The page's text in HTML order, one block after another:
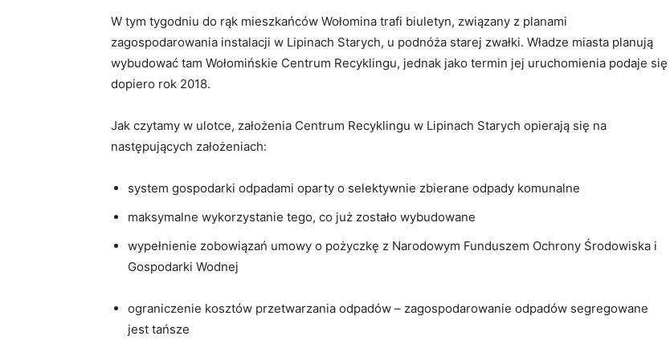
W tym tygodniu do rąk mieszkańców Wołomina trafi biuletyn, związany z planami
zagospodarowania instalacji w Lipinach Starych, u podnóża starej zwałki. Władze miasta planują
wybudować tam Wołomińskie Centrum Recyklingu, jednak jako termin jej uruchomienia podaje się
dopiero rok 2018.
Jak czytamy w ulotce, założenia Centrum Recyklingu w Lipinach Starych opierają się na
następujących założeniach:
system gospodarki odpadami oparty o selektywnie zbierane odpady komunalne
maksymalne wykorzystanie tego, co już zostało wybudowane
wypełnienie zobowiązań umowy o pożyczkę z Narodowym Funduszem Ochrony Środowiska i
Gospodarki Wodnej
ograniczenie kosztów przetwarzania odpadów – zagospodarowanie odpadów segregowane
jest tańsze